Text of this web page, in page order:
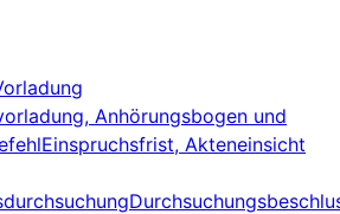
Anhörungsbogen und
Einspruchsfrist, Akteneinsicht